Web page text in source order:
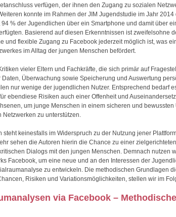
verfügen, der ihnen den Zugang zu sozialen
konnte im Rahmen der JIM Jugendstudie im Jahr 2014
% der Jugendlichen über ein Smartphone und damit über
Basierend auf diesen Erkenntnissen ist zweifelsohne
und flexible Zugang zu Facebook jederzeit möglich ist, was
im Alltag der jungen Menschen befördert.
vieler Eltern und Fachkräfte, die sich primär auf
Daten, Überwachung sowie Speicherung und Auswertung
nur wenige der jugendlichen Nutzer. Entsprechend bedarf
ebendiese Risiken auch einer Offenheit und
um junge Menschen in einem sicheren und bewussten
Netzwerken zu unterstützen.
steht keinesfalls im Widerspruch zu der Nutzung jener
sehen die Autoren hierin die Chance zu einer
Dialogs mit den jungen Menschen. Demnach nutzen
Facebook, um eine neue und an den Interessen der
zu entwickeln. Die methodischen Grundlagen
Risiken und Variationsmöglichkeiten, stellen wir im
via Facebook –